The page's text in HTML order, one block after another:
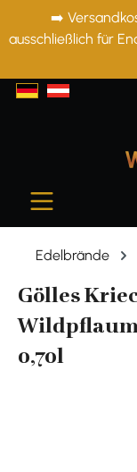
springen
➡️
ausschließlich für
Edelbrände
Gölles
0,70l